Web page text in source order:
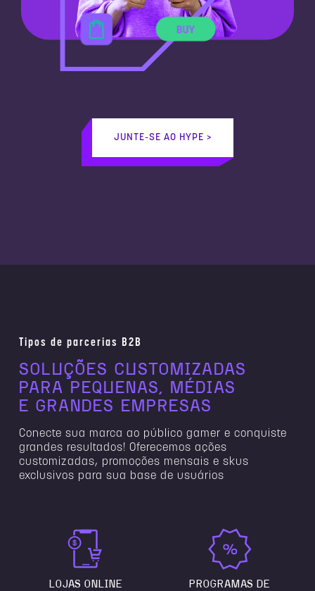
JUNTE-SE AO HYPE >
Tipos de parcerias B2B
SOLUÇÕES CUSTOMIZADAS
PARA PEQUENAS, MÉDIAS
E GRANDES EMPRESAS
Conecte sua marca ao público gamer e conquiste
grandes resultados! Oferecemos ações
customizadas, promoções mensais e skus
exclusivos para sua base de usuários
LOJAS ONLINE
PROGRAMAS DE